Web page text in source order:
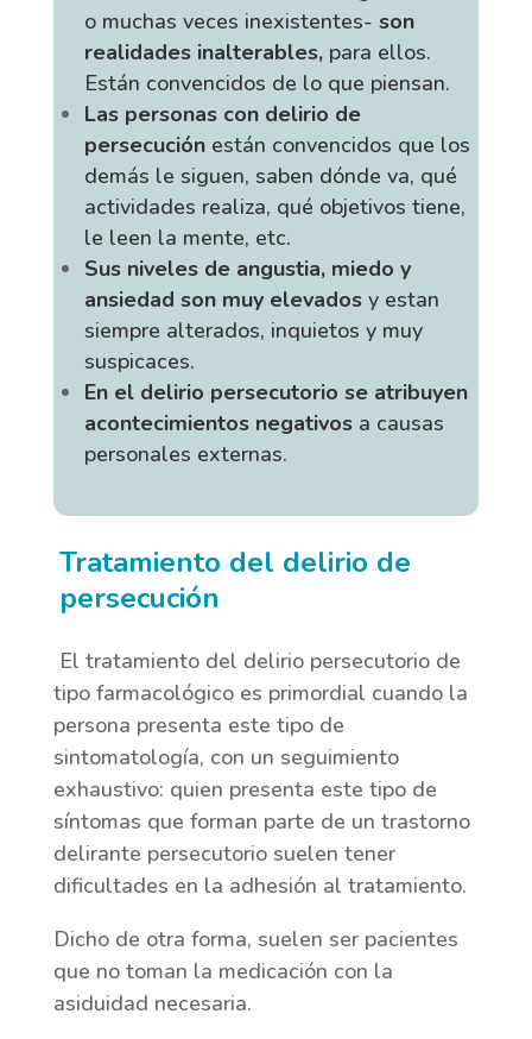
o muchas veces inexistentes- son
realidades inalterables,para ellos.
Están convencidos de lo que piensan.
Las personas con delirio de
persecuciónestán convencidos que los
demás le siguen, saben dónde va, qué
actividades realiza, qué objetivos tiene,
le leen la mente, etc.
Sus niveles de angustia, miedo y
ansiedad son muy elevadosy estan
siempre alterados, inquietos y muy
suspicaces.
En el delirio persecutorio se atribuyen
acontecimientos negativosa causas
personales externas.
Tratamiento del delirio de
persecución
El tratamiento del delirio persecutorio de
tipo farmacológico es primordial cuando la
persona presenta este tipo de
sintomatología, con un seguimiento
exhaustivo: quien presenta este tipo de
síntomas que forman parte de un trastorno
delirante persecutorio suelen tener
dificultades en la adhesión al tratamiento.
Dicho de otra forma, suelen ser pacientes
que no toman la medicación con la
asiduidad necesaria.